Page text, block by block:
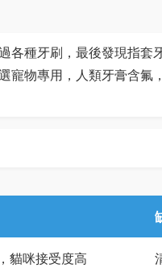
各種牙刷，最後發現指
寵物專用，人類牙膏含
貓咪接受度高